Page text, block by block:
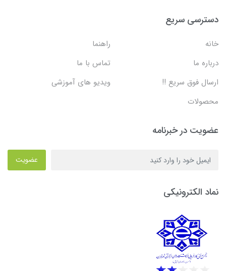
دسترسی سریع
خانه
راهنما
درباره ما
تماس با ما
ارسال فوق سریع !!
ویدیو های آموزشی
محصولات
عضویت در خبرنامه
عضویت
نماد الکترونیکی